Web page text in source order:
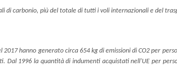
di carbonio, più del totale di tutti i voli internazionali e del
hanno generato circa 654 kg di emissioni di CO2 per
Dal 1996 la quantità di indumenti acquistati nell'UE per